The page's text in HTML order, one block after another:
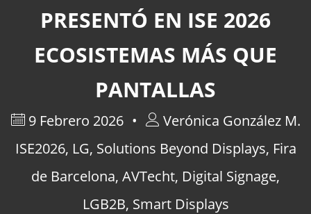
PRESENTÓ EN ISE 2026
ECOSISTEMAS MÁS QUE
PANTALLAS
9 Febrero 2026
Verónica González M.
ISE2026, LG, Solutions Beyond Displays, Fira
de Barcelona, AVTecht, Digital Signage,
LGB2B, Smart Displays